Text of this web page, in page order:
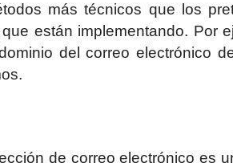
más técnicos que los
están implementando. Por
del correo electrónico
de correo electrónico es